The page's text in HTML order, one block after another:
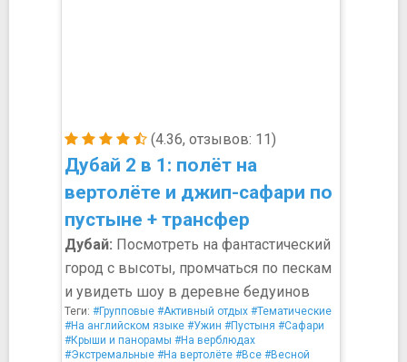
(4.36, отзывов: 11)
Дубай 2 в 1: полёт на
вертолёте и джип-сафари по
пустыне + трансфер
Дубай: Посмотреть на фантастический
город с высоты, промчаться по пескам
и увидеть шоу в деревне бедуинов
Теги: #Групповые #Активный отдых #Тематические
#На английском языке #Ужин #Пустыня #Сафари
#Крыши и панорамы #На верблюдах
#Экстремальные #На вертолёте #Все #Весной